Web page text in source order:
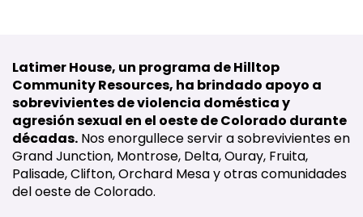
Latimer House, un programa de Hilltop
Community Resources, ha brindado apoyo a
sobrevivientes de violencia doméstica y
agresión sexual en el oeste de Colorado durante
décadas. Nos enorgullece servir a sobrevivientes en
Grand Junction, Montrose, Delta, Ouray, Fruita,
Palisade, Clifton, Orchard Mesa y otras comunidades
del oeste de Colorado.